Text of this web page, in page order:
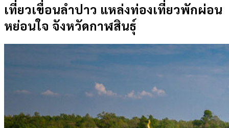
เที่ยวเขื่อนลำปาว แหล่งท่องเที่ยวพักผ่อน
หย่อนใจ จังหวัดกาฬสินธุ์